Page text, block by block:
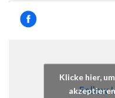
Follow
Klicke hier,